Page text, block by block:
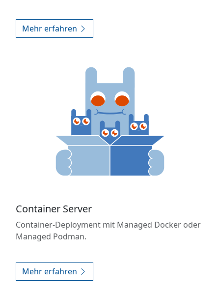
Mehr erfahren
Container Server
Container-Deployment mit Managed Docker oder
Managed Podman.
Mehr erfahren